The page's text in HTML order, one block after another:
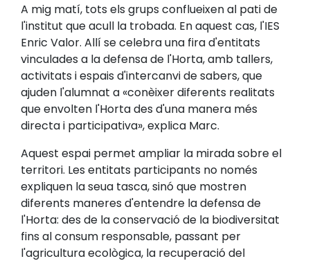
A mig matí, tots els grups conflueixen al pati de
l'institut que acull la trobada. En aquest cas, l'IES
Enric Valor. Allí se celebra una fira d'entitats
vinculades a la defensa de l'Horta, amb tallers,
activitats i espais d'intercanvi de sabers, que
ajuden l'alumnat a «conèixer diferents realitats
que envolten l'Horta des d'una manera més
directa i participativa», explica Marc.
Aquest espai permet ampliar la mirada sobre el
territori. Les entitats participants no només
expliquen la seua tasca, sinó que mostren
diferents maneres d'entendre la defensa de
l'Horta: des de la conservació de la biodiversitat
fins al consum responsable, passant per
l'agricultura ecològica, la recuperació del